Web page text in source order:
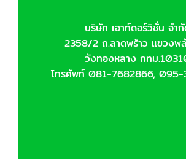
บริษัท เอาท์ดอร์วิชั่น จำ
2358/2 ถ.ลาดพร้าว แขวงพ
วังทองหลาง กทม
โทรศัพท์ 081-7682866, 095-